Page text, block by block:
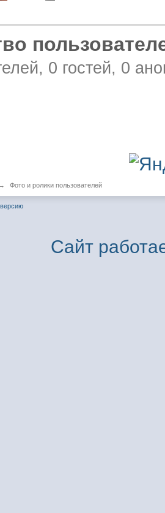
0 гостей, 0
→ Фото и ролики пользователей
Сайт